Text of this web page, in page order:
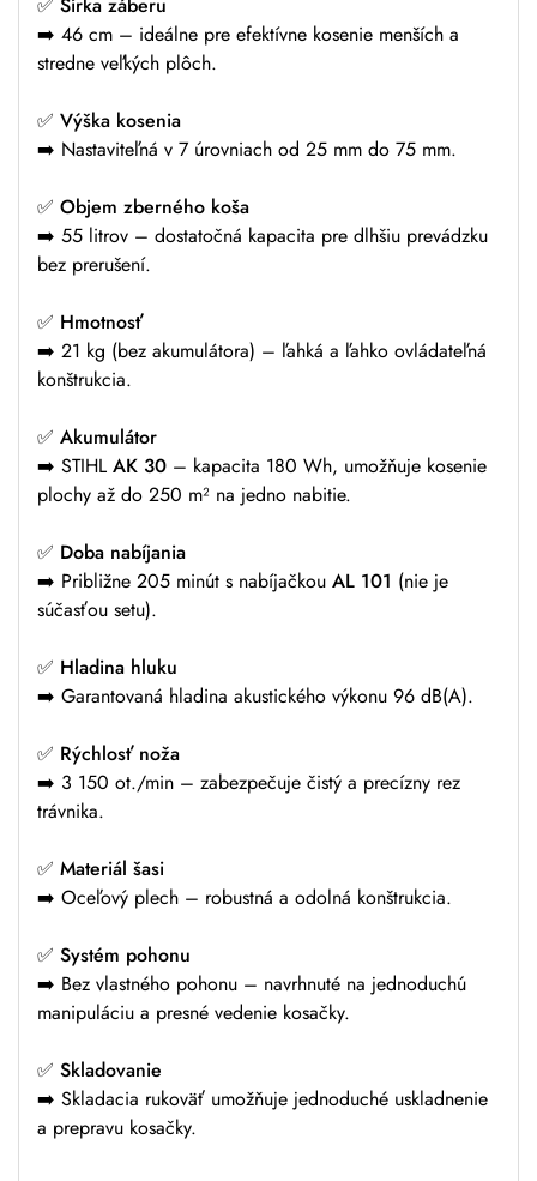
➡️ 46 cm – ideálne pre efektívne kosenie menších a
stredne veľkých plôch.
✅ Výška kosenia
➡️ Nastaviteľná v 7 úrovniach od 25 mm do 75 mm.
✅ Objem zberného koša
➡️ 55 litrov – dostatočná kapacita pre dlhšiu prevádzku
bez prerušení.
✅ Hmotnosť
➡️ 21 kg (bez akumulátora) – ľahká a ľahko ovládateľná
konštrukcia.
✅ Akumulátor
➡️ STIHL AK 30 – kapacita 180 Wh, umožňuje kosenie
plochy až do 250 m² na jedno nabitie.
✅ Doba nabíjania
➡️ Približne 205 minút s nabíjačkou AL 101 (nie je
súčasťou setu).
✅ Hladina hluku
➡️ Garantovaná hladina akustického výkonu 96 dB(A).
✅ Rýchlosť noža
➡️ 3 150 ot./min – zabezpečuje čistý a precízny rez
trávnika.
✅ Materiál šasi
➡️ Oceľový plech – robustná a odolná konštrukcia.
✅ Systém pohonu
➡️ Bez vlastného pohonu – navrhnuté na jednoduchú
manipuláciu a presné vedenie kosačky.
✅ Skladovanie
➡️ Skladacia rukoväť umožňuje jednoduché uskladnenie
a prepravu kosačky.